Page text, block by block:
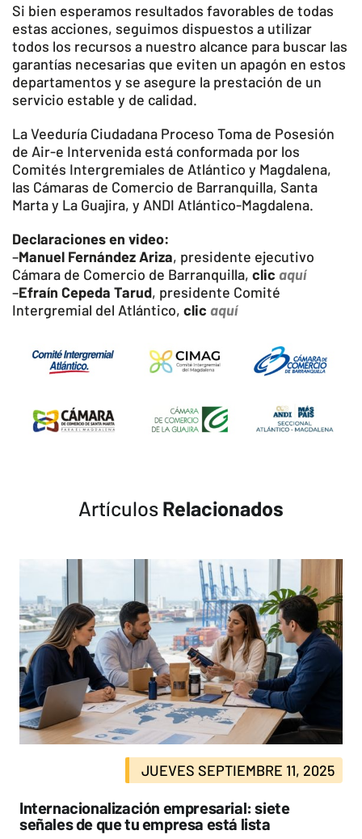
Si bien esperamos resultados favorables de todas
estas acciones, seguimos dispuestos a utilizar
todos los recursos a nuestro alcance para buscar las
garantías necesarias que eviten un apagón en estos
departamentos y se asegure la prestación de un
servicio estable y de calidad.
La Veeduría Ciudadana Proceso Toma de Posesión
de Air-e Intervenida está conformada por los
Comités Intergremiales de Atlántico y Magdalena,
las Cámaras de Comercio de Barranquilla, Santa
Marta y La Guajira, y ANDI Atlántico-Magdalena.
Declaraciones en video:
–Manuel Fernández Ariza, presidente ejecutivo
Cámara de Comercio de Barranquilla, clic aquí
–Efraín Cepeda Tarud, presidente Comité
Intergremial del Atlántico, clic aquí
Artículos Relacionados
JUEVES SEPTIEMBRE 11, 2025
Internacionalización empresarial: siete
señales de que tu empresa está lista